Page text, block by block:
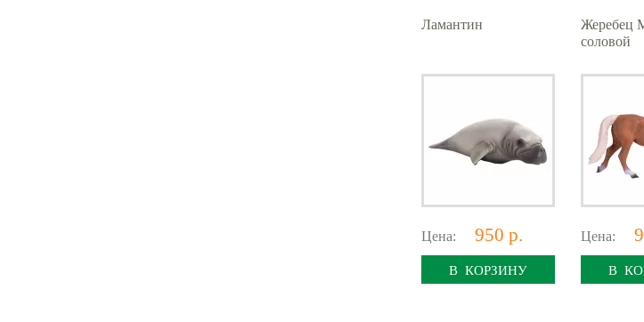
Ламантин
Цена: 950 р.
В КОРЗИНУ
Жеребец
соловой
Цена:
В